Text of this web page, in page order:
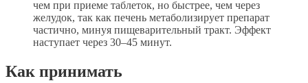
чем при приеме таблеток, но быстрее, чем через
желудок, так как печень метаболизирует препарат
частично, минуя пищеварительный тракт. Эффект
наступает через 30–45 минут.
Как принимать